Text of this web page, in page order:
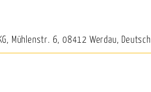
Mühlenstr. 6, 08412 Werdau,